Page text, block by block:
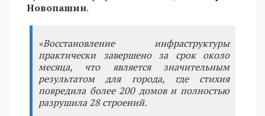
Новопашин.
«Восстановление инфраструктуры
практически завершено за срок около
месяца, что является значительным
результатом для города, где стихия
повредила более 200 домов и полностью
разрушила 28 строений.